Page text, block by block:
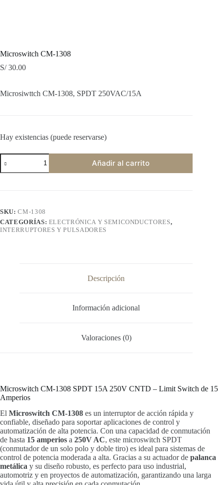
Microswitch CM-1308
S/30.00
Microsiwttch CM-1308, SPDT 250VAC/15A
Hay existencias (puede reservarse)
Microswitch
CM-
1308
Añadir al carrito
SKU:CM-1308
CATEGORÍAS: ELECTRÓNICA Y SEMICONDUCTORES,
INTERRUPTORES Y PULSADORES
Descripción
Información adicional
Valoraciones (0)
Microswitch CM-1308 SPDT 15A 250V CNTD – Limit Switch de 15
Amperios
El Microswitch CM-1308 es un interruptor de acción rápida y
confiable, diseñado para soportar aplicaciones de control y
automatización de alta potencia. Con una capacidad de conmutación
de hasta 15 amperios a 250V AC, este microswitch SPDT
(conmutador de un solo polo y doble tiro) es ideal para sistemas de
control de potencia moderada a alta. Gracias a su actuador de palanca
metálica y su diseño robusto, es perfecto para uso industrial,
automotriz y en proyectos de automatización, garantizando una larga